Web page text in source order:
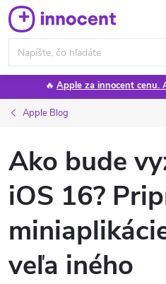
Prejsť
na
obsah
🔥 Apple za innocent cenu.
Apple Blog
Ako bude
iOS 16?
veľa iného